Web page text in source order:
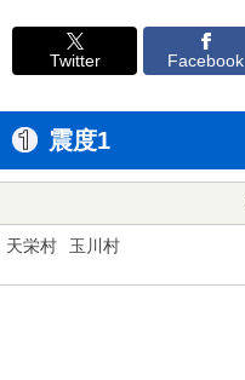
Twitter Facebook
震度1
天栄村 玉川村